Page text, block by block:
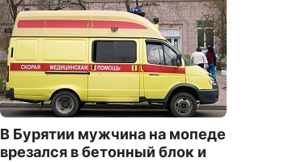
В Бурятии мужчина на мопеде
врезался в бетонный блок и